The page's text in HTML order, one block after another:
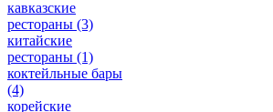
кавказские
рестораны (3)
китайские
рестораны (1)
коктейльные бары
(4)
корейские